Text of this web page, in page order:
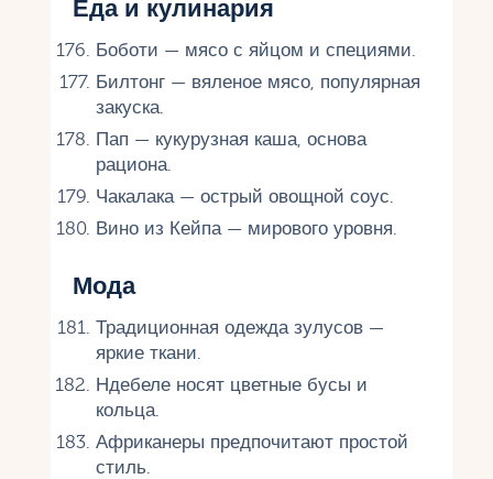
Еда и кулинария
Боботи — мясо с яйцом и специями.
Билтонг — вяленое мясо, популярная
закуска.
Пап — кукурузная каша, основа
рациона.
Чакалака — острый овощной соус.
Вино из Кейпа — мирового уровня.
Мода
Традиционная одежда зулусов —
яркие ткани.
Ндебеле носят цветные бусы и
кольца.
Африканеры предпочитают простой
стиль.